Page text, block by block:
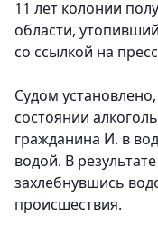
11 лет колонии
области,
со ссылкой на
Судом
состоянии
гражданина И. в
водой. В
захлебнувшись
происшествия.